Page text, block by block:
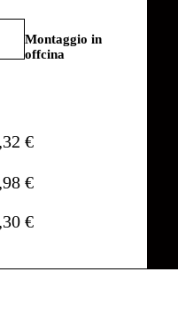
Montaggio in
offcina
€
€
€